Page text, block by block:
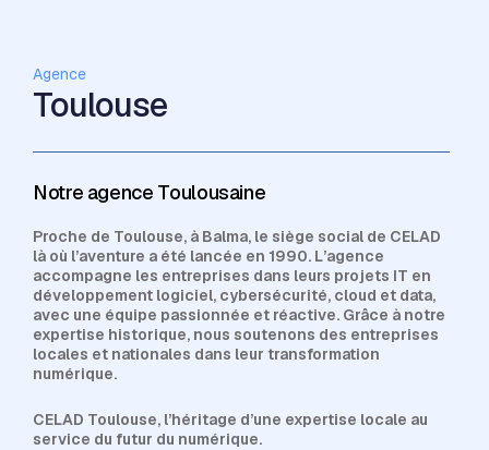
Agence
Toulouse
Notre agence Toulousaine
Proche de Toulouse, à Balma, le siège social de CELAD
là où l’aventure a été lancée en 1990. L’agence
accompagne les entreprises dans leurs projets IT en
développement logiciel, cybersécurité, cloud et data,
avec une équipe passionnée et réactive. Grâce à notre
expertise historique, nous soutenons des entreprises
locales et nationales dans leur transformation
numérique.
CELAD Toulouse, l’héritage d’une expertise locale au
service du futur du numérique.